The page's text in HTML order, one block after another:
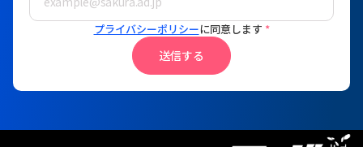
プライバシーポリシーに同意します *
送信する